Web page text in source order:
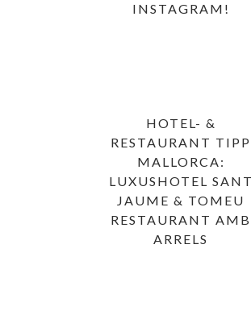
INSTAGRAM!
HOTEL- &
RESTAURANT TIPP
MALLORCA:
LUXUSHOTEL SANT
JAUME & TOMEU
RESTAURANT AMB
ARRELS